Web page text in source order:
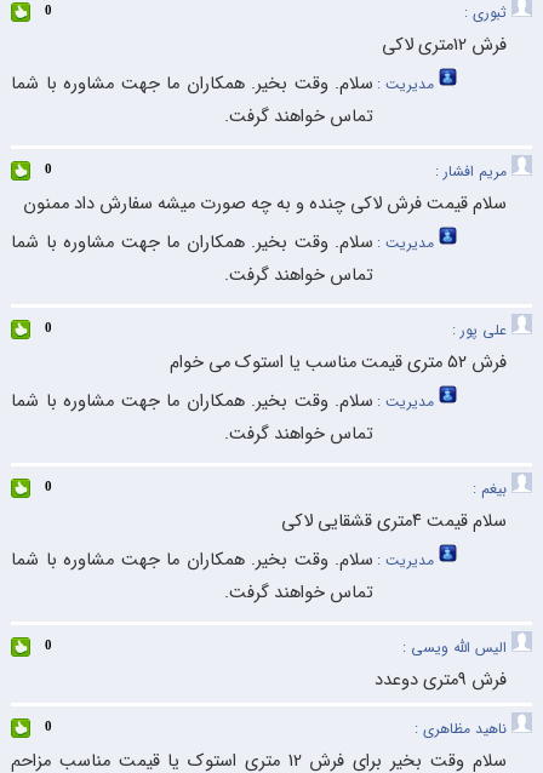
ثبوری : 0
فرش 12متری لاکی
مدیریت : سلام. وقت بخیر. همکاران ما جهت مشاوره با شما
تماس خواهند گرفت.
مریم افشار : 0
سلام قیمت فرش لاکی چنده و به چه صورت میشه سفارش داد ممنون
مدیریت : سلام. وقت بخیر. همکاران ما جهت مشاوره با شما
تماس خواهند گرفت.
علی پور : 0
فرش ۵۲ متری قیمت مناسب یا استوک می خوام
مدیریت : سلام. وقت بخیر. همکاران ما جهت مشاوره با شما
تماس خواهند گرفت.
بیغم : 0
سلام قیمت ۴متری قشقایی لاکی
مدیریت : سلام. وقت بخیر. همکاران ما جهت مشاوره با شما
تماس خواهند گرفت.
الیس الله ویسی : 0
فرش 9متری دوعدد
ناهید مظاهری : 0
سلام وقت بخیر برای فرش 12 متری استوک یا قیمت مناسب مزاحم